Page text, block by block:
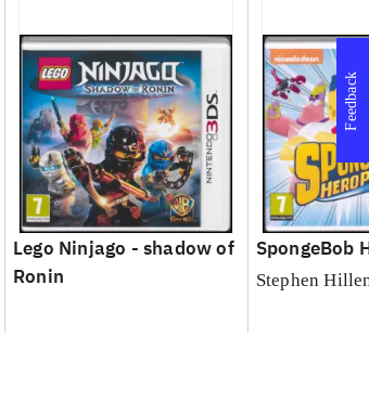
Lego Ninjago - shadow of
Ronin
SpongeBob
Stephen
Feedback